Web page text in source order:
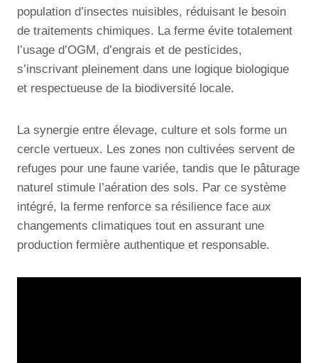
population d’insectes nuisibles, réduisant le besoin
de traitements chimiques. La ferme évite totalement
l’usage d’OGM, d’engrais et de pesticides,
s’inscrivant pleinement dans une logique biologique
et respectueuse de la biodiversité locale.
La synergie entre élevage, culture et sols forme un
cercle vertueux. Les zones non cultivées servent de
refuges pour une faune variée, tandis que le pâturage
naturel stimule l’aération des sols. Par ce système
intégré, la ferme renforce sa résilience face aux
changements climatiques tout en assurant une
production fermière authentique et responsable.